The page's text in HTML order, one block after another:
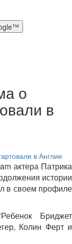
о
в
актера Патрика
истории
в своем профиле
Бриджет
Колин Ферт и